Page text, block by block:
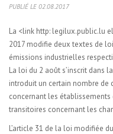
PUBLIÉ LE 02.08.2017
La <link http: legilux.public.lu
2017 modifie deux textes de
émissions industrielles
La loi du 2 août s’inscrit dans
introduit un certain nombre
concernant les
transitoires concernant les
L’article 31 de la loi modifiée